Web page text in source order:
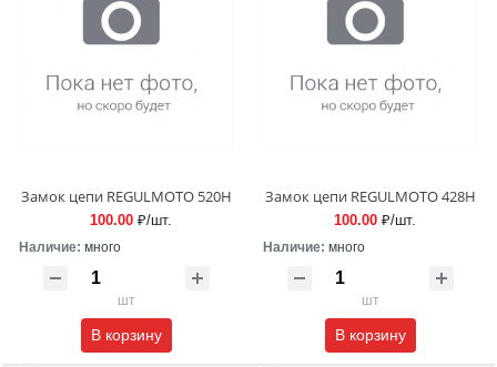
Замок цепи REGULMOTO 520H
100.00 ₽/шт.
Наличие: много
шт
В корзину
Замок цепи REGULMOTO 428H
100.00 ₽/шт.
Наличие: много
шт
В корзину